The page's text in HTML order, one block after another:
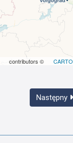
contributors © CARTO
Następny